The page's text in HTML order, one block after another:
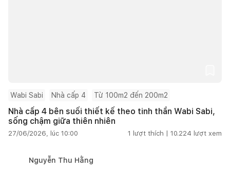
Wabi Sabi Nhà cấp 4 Từ 100m2 đến 200m2
Nhà cấp 4 bên suối thiết kế theo tinh thần Wabi Sabi,
sống chậm giữa thiên nhiên
27/06/2026, lúc 10:00 1 lượt thích | 10.224 lượt xem
Nguyễn Thu Hằng